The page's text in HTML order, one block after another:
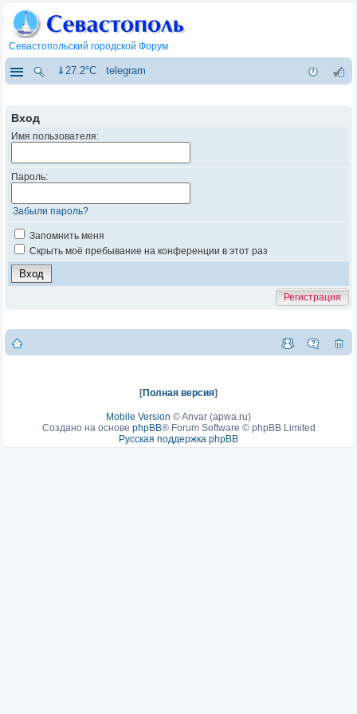
Севастопольский городской Форум
⇓27.2°C telegram
Вход
Имя пользователя:
Пароль:
Забыли пароль?
Запомнить меня
Скрыть моё пребывание на конференции в этот раз
Регистрация
[Полная версия]
Mobile Version ©Anvar (apwa.ru)
Создано на основе phpBB® Forum Software © phpBB Limited
Русская поддержка phpBB